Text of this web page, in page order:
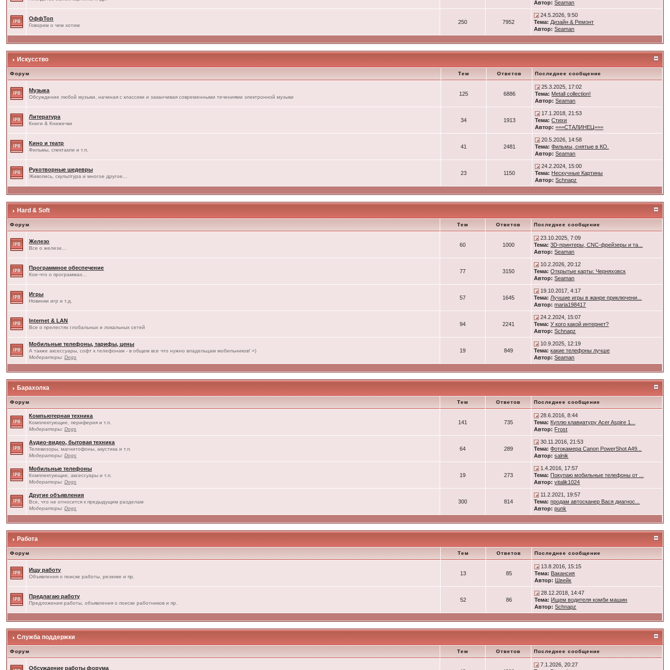
Автор: Seaman
ОффТоп
Говорим о чем хотим
250 7952
24.5.2026, 9:50
Тема: Дизайн & Ремонт
Автор: Seaman
Искусство
Форум Тем Ответов Последнее сообщение
Музыка
Обсуждение любой музыки, начиная с классики и заканчивая современными течениями электронной музыки
125 6886
25.3.2025, 17:02
Тема: Metall collection!
Автор: Seaman
Литература
Книги & Книжечки
34 1913
17.1.2018, 21:53
Тема: Стихи
Автор: ===СТАЛИНЕЦ===
Кино и театр
Фильмы, спектакли и т.п.
41 2481
20.5.2026, 14:58
Тема: Фильмы, снятые в КО.
Автор: Seaman
Рукотворные шедевры
Живопись, скульптура и многое другое...
23 1150
24.2.2024, 15:00
Тема: Нескучные Картины
Автор: Schnapz
Hard & Soft
Форум Тем Ответов Последнее сообщение
Железо
Все о железе...
60 1000
23.10.2025, 7:09
Тема: 3D-принтеры, CNC-фрейзеры и та...
Автор: Seaman
Программное обеспечение
Кое-что о программах...
77 3150
10.2.2026, 20:12
Тема: Открытые карты: Черняховск
Автор: Seaman
Игры
Новинки игр и т.д.
57 1645
19.10.2017, 4:17
Тема: Лучшие игры в жанре приключени...
Автор: maria198417
Internet & LAN
Все о прелестях глобальных и локальных сетей
94 2241
24.2.2024, 15:07
Тема: У кого какой интернет?
Автор: Schnapz
Мобильные телефоны, тарифы, цены
А также аксессуары, софт к телефонам - в общем все что нужно владельцам мобильников! =)
Модераторы:Dogs
19 849
10.9.2025, 12:19
Тема: какие телефоны лучше
Автор: Seaman
Барахолка
Форум Тем Ответов Последнее сообщение
Компьютерная техника
Комплектующие, периферия и т.п.
Модераторы:Dogs
141 735
28.6.2016, 8:44
Тема: Куплю клавиатуру Acer Aspire 1...
Автор: Frost
Аудио-видео, бытовая техника
Телевизоры, магнитофоны, акустика и т.п.
Модераторы:Dogs
64 289
30.11.2016, 21:53
Тема: Фотокамера Canon PowerShot A49...
Автор: salnik
Мобильные телефоны
Комплектующие, аксессуары и т.п.
Модераторы:Dogs
19 273
1.4.2016, 17:57
Тема: Покупаю мобильные телефоны от ...
Автор: vitalik1024
Другие объявления
Все, что не относится к предыдущим разделам
Модераторы:Dogs
300 814
11.2.2021, 19:57
Тема: продам автосканер Вася диагнос...
Автор: punk
Работа
Форум Тем Ответов Последнее сообщение
Ищу работу
Объявления о поиске работы, резюме и пр.
13 85
13.8.2016, 15:15
Тема: Вакансия
Автор: Швейк
Предлагаю работу
Предложения работы, объявления о поиске работников и пр.
52 86
28.12.2018, 14:47
Тема: Ищем водителя комби машин
Автор: Schnapz
Служба поддержки
Форум Тем Ответов Последнее сообщение
Обсуждение работы форума
7.1.2026, 20:27